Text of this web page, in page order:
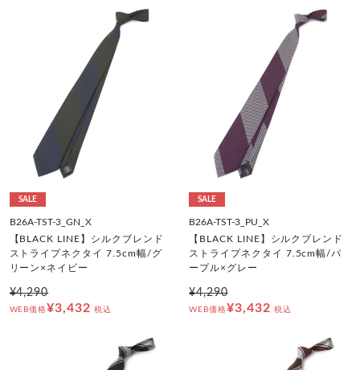
SALE
B26A-TST-3_GN_X
【BLACK LINE】シルクブレンド
ストライプネクタイ 7.5cm幅/グ
リーン×ネイビー
¥4,290
WEB価格¥3,432 税込
SALE
B26A-TST-3_PU_X
【BLACK LINE】シルクブレンド
ストライプネクタイ 7.5cm幅/パ
ープル×グレー
¥4,290
WEB価格¥3,432 税込